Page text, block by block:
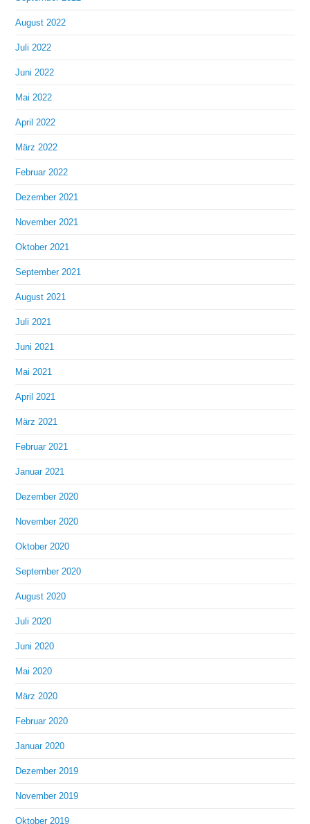
August 2022
Juli 2022
Juni 2022
Mai 2022
April 2022
März 2022
Februar 2022
Dezember 2021
November 2021
Oktober 2021
September 2021
August 2021
Juli 2021
Juni 2021
Mai 2021
April 2021
März 2021
Februar 2021
Januar 2021
Dezember 2020
November 2020
Oktober 2020
September 2020
August 2020
Juli 2020
Juni 2020
Mai 2020
März 2020
Februar 2020
Januar 2020
Dezember 2019
November 2019
Oktober 2019